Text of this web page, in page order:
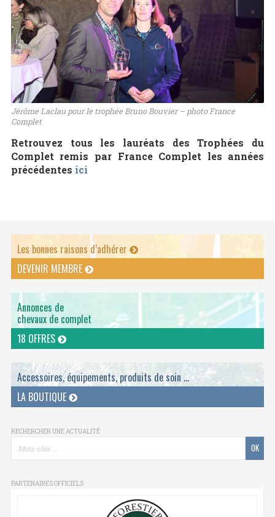
Jérôme Laclau pour le trophée Bruno Bouvier – photo France
Complet
Retrouvez tous les lauréats des Trophées du
Complet remis par France Complet les années
précédentes ici
Les bonnes raisons d’adhérer
DEVENIR MEMBRE
Annonces de
chevaux de complet
18 OFFRES
Accessoires, équipements, produits de soin ...
LA BOUTIQUE
RECHERCHER UNE ACTUALITÉ
PARTENAIRES OFFICIELS